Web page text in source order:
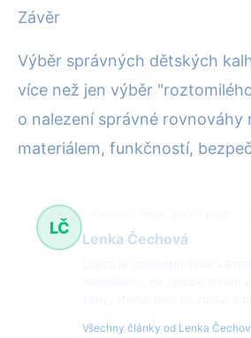
Závěr
Výběr správných dětských
více než jen výběr
o nalezení správné rovnováhy
materiálem, funkčností,
LČ
Lenka Čechová
Všechny články od Lenka